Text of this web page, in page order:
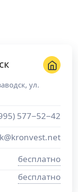
, ул.
577−52−42
бесплатно
бесплатно